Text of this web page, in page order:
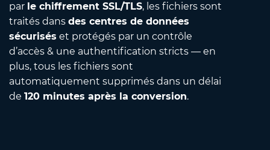
par le chiffrement SSL/TLS, les fichiers sont
traités dans des centres de données
sécurisés et protégés par un contrôle
d’accès & une authentification stricts — en
plus, tous les fichiers sont
automatiquement supprimés dans un délai
de 120 minutes après la conversion.